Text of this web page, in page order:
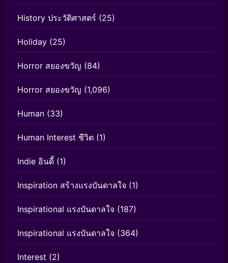
History ประวัติศาสตร์ (25)
Holiday (25)
Horror สยองขวัญ (84)
Horror สยองขวัญ (1,096)
Human (33)
Human Interest ชีวิต (1)
Indie อินดี้ (1)
Inspiration สร้างแรงบันดาลใจ (1)
Inspirational แรงบันดาลใจ (187)
Inspirational แรงบันดาลใจ (364)
Interest (2)